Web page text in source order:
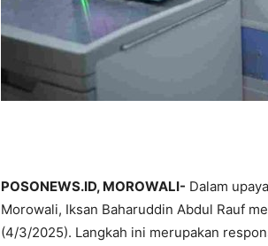
POSONEWS.ID, MOROWALI- Dalam
Morowali, Iksan Baharuddin Abdul Rauf
(4/3/2025). Langkah ini merupakan